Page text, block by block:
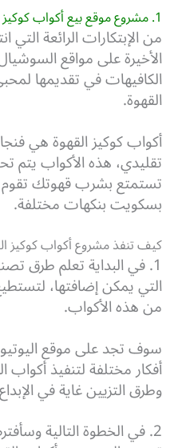
1. مشروع موقع بيع أكواب كوكيز القهوة
من الإبتكارات الرائعة
الأخيرة على مواقع
الكافيهات في تقديمها
القهوة.
أكواب كوكيز القهوة هي
تقليدي، هذه الأكواب يتم
تستمتع بشرب قهوتك تقوم
بسكويت بنكهات مختلفة.
كيف تنفذ مشروع أكواب كوكيز
1. في البداية تعلم طرق
التي يمكن إضافتها،
من هذه الأكواب.
سوف تجد على موقع
أفكار مختلفة لتنفيذ أكواب
وطرق التزيين غاية في
2. في الخطوة التالية